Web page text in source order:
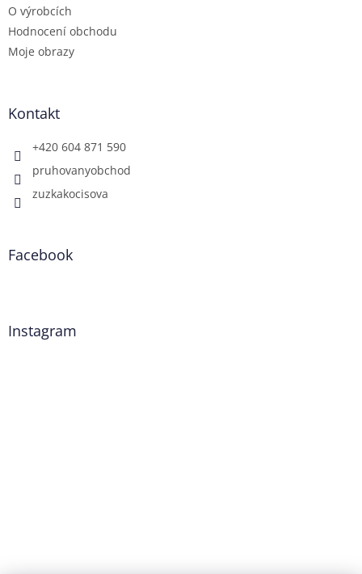
O výrobcích
Hodnocení obchodu
Moje obrazy
Kontakt
+420 604 871 590
pruhovanyobchod
zuzkakocisova
Facebook
Instagram